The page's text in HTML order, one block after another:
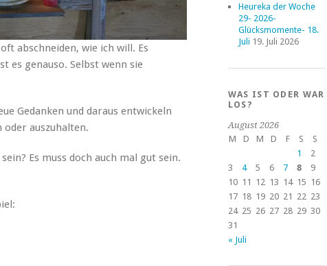
abschneiden, wie ich will. Es
es genauso. Selbst wenn sie
Gedanken und daraus entwickeln
oder auszuhalten.
Es muss doch auch mal gut sein.
Heureka der Woche
29- 2026-
Glücksmomente- 18.
Juli 19. Juli 2026
WAS IST ODER WAR
LOS?
August 2026
M
D M D F S
S
1
2
3
4 5 6 7 8
9
10 11 12 13 14 15 16
17 18 19 20 21 22 23
24 25 26 27 28 29 30
31
« Juli